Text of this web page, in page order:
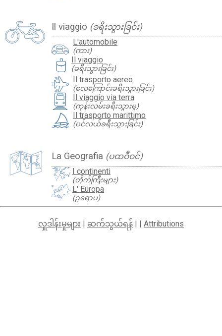
Il viaggio (ခရီးသွားခြင်း)
L'automobile
(ကား)
travel_luggage_and_bags Il viaggio
(ခရီးသွားခြင်း)
Il trasporto aereo
(လေကြောင်းခရီးသွားခြင်း)
Il viaggio via terra
(ကုန်းလမ်းခရီးသွားမှု)
Il trasporto marittimo
(ပင်လယ်ခရီးသွားခြင်း)
La Geografia (ပထဝီဝင်)
I continenti
(တိုက်ကြီးများ)
L' Europa
(ဥရောပ)
လှူဒါန်းမှုများ ဆက်သွယ်ရန် Attributions